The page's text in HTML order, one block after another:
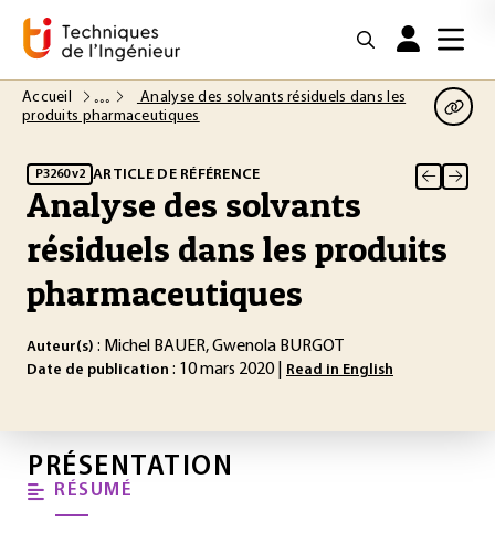
Accueil
Analyse des solvants résiduels dans les
produits pharmaceutiques
P3260 v2 ARTICLE DE RÉFÉRENCE
Analyse des solvants
résiduels dans les produits
pharmaceutiques
Auteur(s) : Michel BAUER, Gwenola BURGOT
Date de publication : 10 mars 2020 | Read in English
PRÉSENTATION
RÉSUMÉ